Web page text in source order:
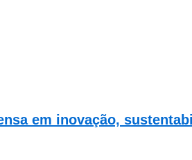
em inovação,